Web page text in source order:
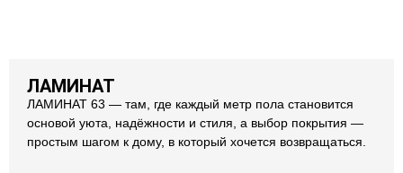
ЛАМИНАТ
ЛАМИНАТ 63 — там, где каждый метр пола становится
основой уюта, надёжности и стиля, а выбор покрытия —
простым шагом к дому, в который хочется возвращаться.